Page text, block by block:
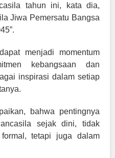
tahun ini, kata dia,
Jiwa Pemersatu Bangsa
menjadi momentum
kebangsaan dan
inspirasi dalam setiap
bahwa pentingnya
sejak dini, tidak
tetapi juga dalam